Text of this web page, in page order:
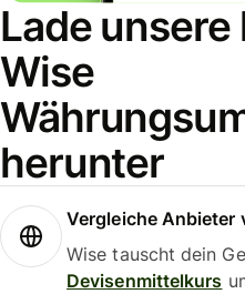
Lade
Wise
herunter
Vergleiche Anbieter
Wise tauscht dein
Devisenmittelkurs